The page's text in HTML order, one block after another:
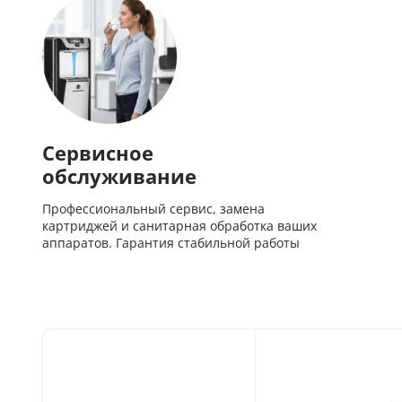
Сервисное
обслуживание
Профессиональный сервис, замена
картриджей и санитарная обработка ваших
аппаратов. Гарантия стабильной работы